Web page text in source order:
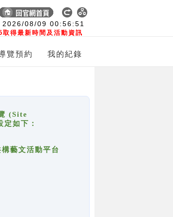
2026/08/09 00:56:51
得最新時間及活動資訊
覽預約 我的紀錄
(Site
如下：
藝文活動平台